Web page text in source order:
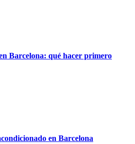
Barcelona: qué hacer primero
en Barcelona